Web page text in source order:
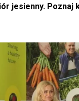
jesienny. Poznaj